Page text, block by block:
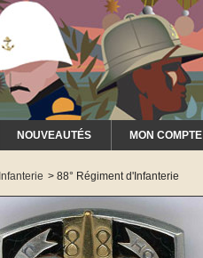
NOUVEAUTÉS MON COMPTE
Infanterie > 88° Régiment d'Infanterie